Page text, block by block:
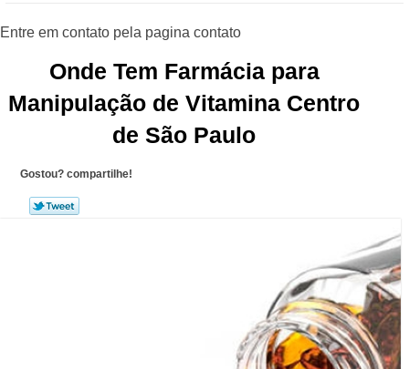
Onde Tem Farmácia para
Manipulação de Vitamina Centro
de São Paulo
Gostou? compartilhe!